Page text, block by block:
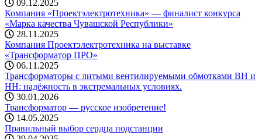
09.12.2025
Компания «Проектэлектротехника» — финалист конкурса
«Марка качества Чувашской Республики»
28.11.2025
Компания Проектэлектротехника на выставке
«Трансформатор ПРО»
06.11.2025
Трансформаторы с литыми вентилируемыми обмотками ВН и
НН: надёжность в экстремальных условиях.
30.01.2026
Трансформатор — русское изобретение!
14.05.2025
Правильный выбор сердца подстанции